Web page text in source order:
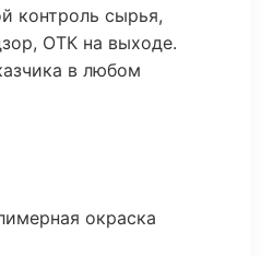
контроль сырья,
ОТК на выходе.
в любом
окраска